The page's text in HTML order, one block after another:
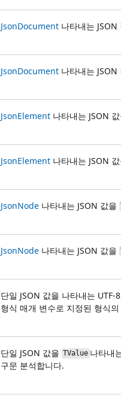
JsonDocument 나타내는 JSON
JsonDocument 나타내는 JSON
JsonElement 나타내는 JSON
JsonElement 나타내는 JSON
JsonNode 나타내는 JSON 값을
JsonNode 나타내는 JSON 값을
단일 JSON 값을 나타내는
형식 매개 변수로 지정된 형식
단일 JSON 값을 TValue 나타내
구문 분석합니다.